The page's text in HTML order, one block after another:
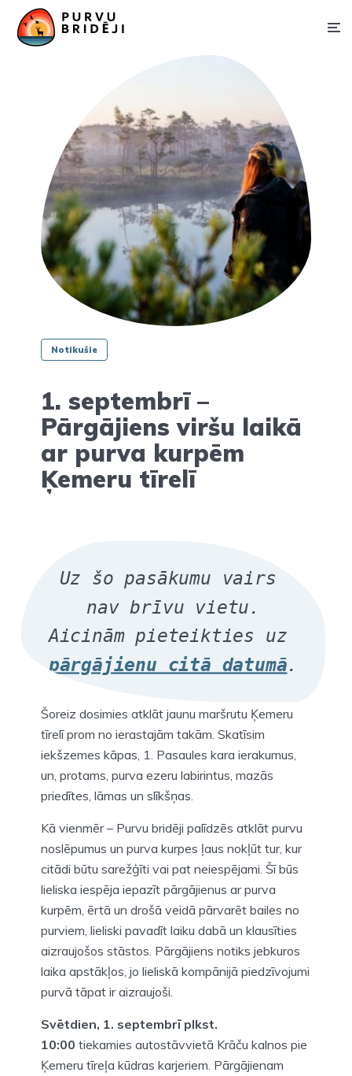
Notikušie
1. septembrī –
Pārgājiens viršu laikā
ar purva kurpēm
Ķemeru tīrelī
Uz šo pasākumu vairs
nav brīvu vietu.
Aicinām pieteikties
pārgājienu citā datumā.
Šoreiz dosimies atklāt jaunu maršrutu Ķemeru
tīrelī prom no ierastajām takām. Skatīsim
iekšzemes kāpas, 1. Pasaules kara ierakumus,
un, protams, purva ezeru labirintus, mazās
priedītes, lāmas un slīkšņas.
Kā vienmēr – Purvu bridēji palīdzēs atklāt purvu
noslēpumus un purva kurpes ļaus nokļūt tur, kur
citādi būtu sarežģīti vai pat neiespējami. Šī būs
lieliska iespēja iepazīt pārgājienus ar purva
kurpēm, ērtā un drošā veidā pārvarēt bailes no
purviem, lieliski pavadīt laiku dabā un klausīties
aizraujošos stāstos. Pārgājiens notiks jebkuros
laika apstākļos, jo lieliskā kompānijā piedzīvojumi
purvā tāpat ir aizraujoši.
Svētdien, 1. septembrī plkst.
10:00 tiekamies autostāvvietā Krāču kalnos pie
Ķemeru tīreļa kūdras karjeriem. Pārgājienam